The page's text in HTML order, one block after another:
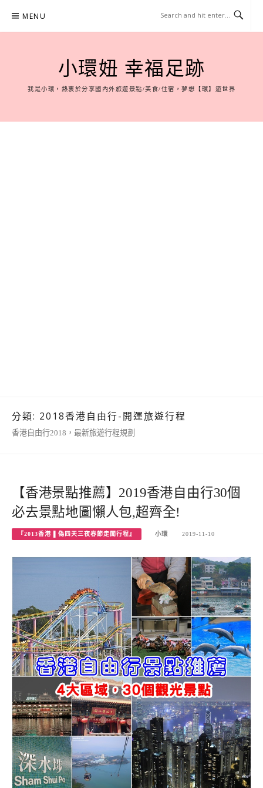
content
MENU
小環妞 幸福足跡
我是小環，熱衷於分享國內外旅遊景點/美食/住宿，夢想【環】遊世界
分類: 2018香港自由行-開運旅遊行程
香港自由行2018，最新旅遊行程規劃
【香港景點推薦】2019香港自由行30個
必去景點地圖懶人包,超齊全!
『2013香港 ▌偽四天三夜春節走闖行程』 小環 2019-11-10